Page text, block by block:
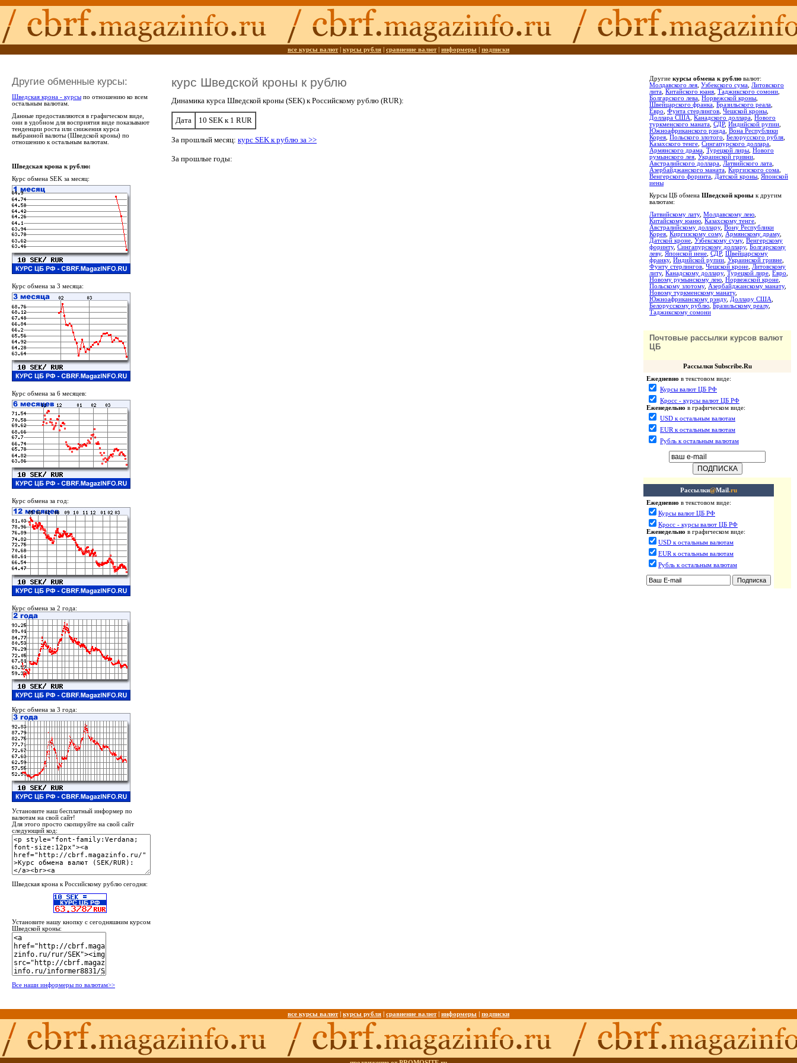
все курсы валют| курсы рубля сравнение валют| информеры подписки
Другие обменные курсы:
Шведская крона - курсы по отношению ко всем
остальным валютам.
Данные предоставляются в графическом виде,
они в удобном для восприятия виде показывают
тенденции роста или снижения курса
выбранной валюты (Шведской кроны) по
отношению к остальным валютам.
курс Шведской кроны к рублю
Динамика курса Шведской кроны (SEK) к Российскому рублю (RUR):
Дата 10 SEK к 1 RUR
За прошлый месяц: курс SEK к рублю за >>
За прошлые годы:
Другие курсы обмена к рублю валют:
Молдавского лея Узбекского сума Литовского
лита Китайского юаня Таджикского сомони
Болгарского лева Норвежской кроны
Швейцарского франка Бразильского реала
Евро
Фунта стерлингов Чешской кроны
Доллара США
Канадского доллара Нового
туркменского маната СДР, Индийской рупии
Южноафриканского рэнда Вона Республики
Корея Польского злотого Белорусского рубля
Казахского тенге Сингапурского доллара
Армянского драма Турецкой лиры Нового
румынского лея Украинской гривни
Австралийского доллара Латвийского лата
Азербайджанского маната Киргизского сома
Венгерского форинта
Датской кроны
Японской
иены
Курсы ЦБ обмена Шведской кроны к другим
валютам:
Латвийскому лату, Молдавскому лею
Китайскому юаню Казахскому тенге
Австралийскому доллару, Вону Республики
Корея Киргизскому сому, Армянскому драму,
Датской кроне Узбекскому суму, Венгерскому
форинту, Сингапурскому доллару, Болгарскому
леву, Японской иене СДР, Швейцарскому
франку, Индийской рупии Украинской гривне
Фунту стерлингов Чешской кроне Литовскому
литу, Канадскому доллару, Турецкой лире Евро
Новому румынскому лею Норвежской кроне
Польскому злотому, Азербайджанскому манату,
Новому туркменскому манату,
Южноафриканскому рэнду, Доллару США
Белорусскому рублю Бразильскому реалу,
Таджикскому сомони
Почтовые рассылки курсов валют
ЦБ
Рассылки Subscribe.Ru
Ежедневно в текстовом виде:
Курсы валют ЦБ РФ
Кросс - курсы валют ЦБ РФ
Еженедельно в графическом виде:
USD к остальным валютам
EUR к остальным валютам
Рубль к остальным валютам
Рассылки@Mail.ru
Ежедневно в текстовом виде:
Курсы валют ЦБ РФ
Кросс - курсы валют ЦБ РФ
Еженедельно в графическом виде:
USD к остальным валютам
EUR к остальным валютам
Рубль к остальным валютам
Шведская крона к рублю:
Курс обмена SEK за месяц:
Курс обмена за 3 месяца:
Курс обмена за 6 месяцев:
Курс обмена за год:
Курс обмена за 2 года:
Курс обмена за 3 года:
Установите наш бесплатный информер по
валютам на свой сайт!
Для этого просто скопируйте на свой сайт
следующий код:
Шведская крона к Российскому рублю сегодня:
Установите нашу кнопку с сегодняшним курсом
Шведской кроны:
Все наши информеры по валютам>>
все курсы валют| курсы рубля сравнение валют| информеры подписки